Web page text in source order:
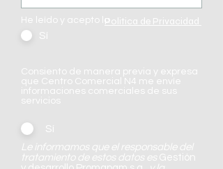
He leído y acepto la
Sí
Politica de Privacidad
Consiento de manera previa y expresa
que Centro Comercial N4 me envíe
informaciones comerciales de sus
servicios
Sí
Le informamos que el responsable del
tratamiento de estos datos es Gestión